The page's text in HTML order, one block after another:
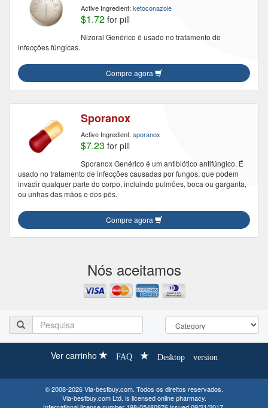
Active Ingredient: ketoconazole
$1.72 for pill
Nizoral Genérico é usado no tratamento de
infecções fúngicas.
Compre agora
Sporanox
Active Ingredient: sporanox
$7.23 for pill
Sporanox Genérico é um antibiótico antifúngico. É
usado no tratamento de infecções causadas por fungos, que podem
invadir qualquer parte do corpo, incluindo pulmões, boca ou garganta,
ou unhas das mãos e dos pés.
Compre agora
Nós aceitamos
Ver carrinho FAQ Desktop version
© 2008-2026 Via-bestbuy.com. Todos os direitos reservados.
Via-bestbuy.com Ltd. is licensed online pharmacy.